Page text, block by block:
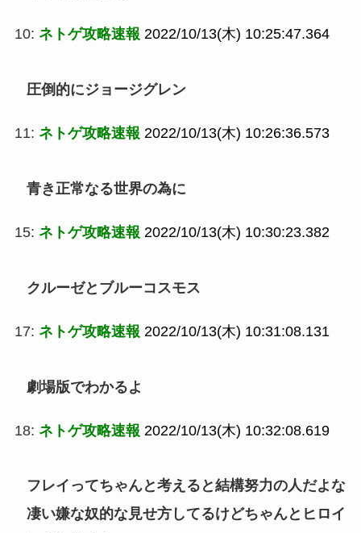
10: ネトゲ攻略速報 2022/10/13(木) 10:25:47.364
圧倒的にジョージグレン
11: ネトゲ攻略速報 2022/10/13(木) 10:26:36.573
青き正常なる世界の為に
15: ネトゲ攻略速報 2022/10/13(木) 10:30:23.382
クルーゼとブルーコスモス
17: ネトゲ攻略速報 2022/10/13(木) 10:31:08.131
劇場版でわかるよ
18: ネトゲ攻略速報 2022/10/13(木) 10:32:08.619
フレイってちゃんと考えると結構努力の人だよな
凄い嫌な奴的な見せ方してるけどちゃんとヒロイ